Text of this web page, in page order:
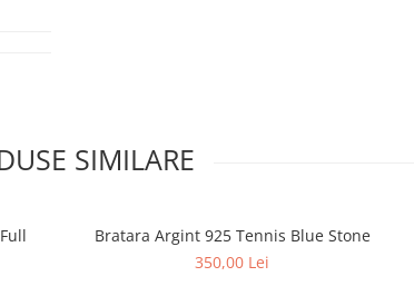
SIMILARE
Bratara Argint 925 Tennis Blue Stone
350,00 Lei